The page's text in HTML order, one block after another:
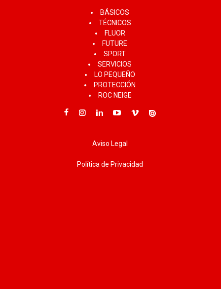
BÁSICOS
TÉCNICOS
FLUOR
FUTURE
SPORT
SERVICIOS
LO PEQUEÑO
PROTECCIÓN
ROC NEIGE
Aviso Legal
Política de Privacidad